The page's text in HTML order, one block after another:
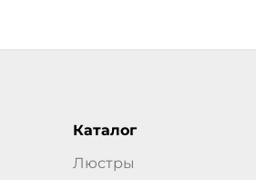
Каталог
Люстры